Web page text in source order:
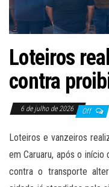
Loteiros
contra
6 de julho de 2026 Off
Loteiros e vanzeiros
em Caruaru, após o
contra o transporte